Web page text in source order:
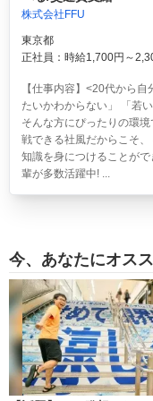
株式会社FFU
東京都
正社員：時給1,700円～
【仕事内容】<20代から
たいかわからない」 「若
そんな方にぴったりの環
戦できる社風だからこそ
知識を身につけることが
輩が多数活躍中! ...
今、あなたにオス